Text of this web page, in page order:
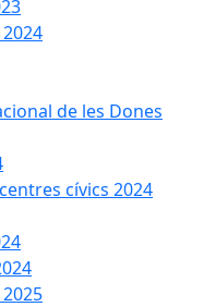
de les Dones
cívics 2024